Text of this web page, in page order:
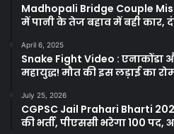
Madhopali Bridge Couple
में पानी के तेज बहाव में बही कार,
April 6, 2025
Snake Fight Video :
महायुद्ध! मौत की इस लड़ाई का
July 25, 2026
CGPSC Jail Prahari Bharti
की भर्ती, पीएससी भरेगा 100 पद,